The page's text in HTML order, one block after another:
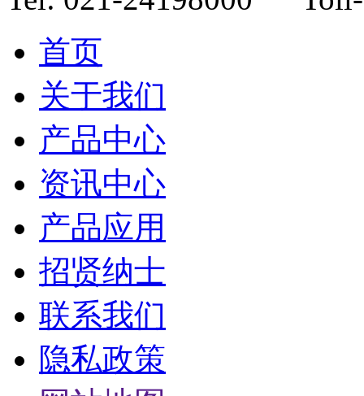
首页
关于我们
产品中心
资讯中心
产品应用
招贤纳士
联系我们
隐私政策